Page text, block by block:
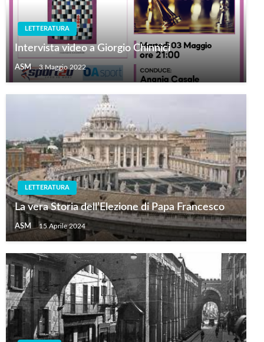
LETTERATURA
Intervista video a Giorgio Chinnici
ASM 3 Maggio 2022
LETTERATURA
La vera Storia dell’Elezione di Papa Francesco
ASM 15 Aprile 2024